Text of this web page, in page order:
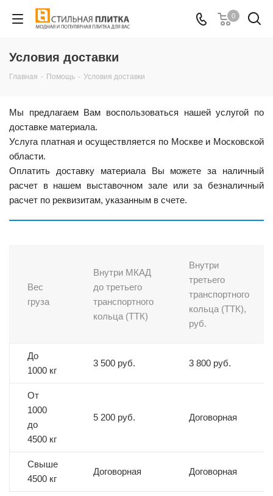
0
Условия доставки
Главная - Помощь - Условия доставки
Мы предлагаем Вам воспользоваться нашей услугой по
доставке материала.
Услуга платная и осуществляется по Москве и Московской
области.
Оплатить доставку материала Вы можете за наличный
расчет в нашем выставочном зале или за безналичный
расчет по реквизитам, указанным в счете.
Вес
груза
Внутри МКАД
до третьего
транспортного
кольца (ТТК)
Внутри
третьего
транспортного
кольца (ТТК),
руб.
До
1000 кг
3 500 руб. 3 800 руб.
От
1000
до
4500 кг
5 200 руб. Договорная
Свыше
4500 кг
Договорная Договорная